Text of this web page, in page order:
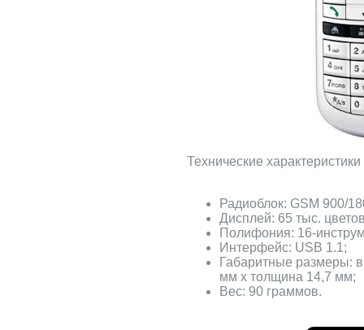
Технические
Радиоблок: GSM 900/
Дисплей: 65 тыс.
Полифония: 16-
Интерфейс: USB 1.1;
Габаритные размеры:
мм x толщина 14,7 мм;
Вес: 90 граммов.